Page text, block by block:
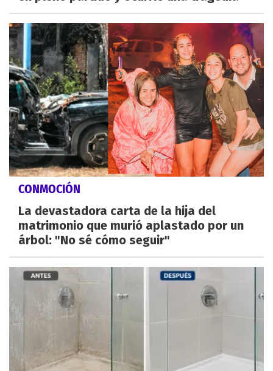
CONMOCIÓN
La devastadora carta de la hija del
matrimonio que murió aplastado por un
árbol: "No sé cómo seguir"